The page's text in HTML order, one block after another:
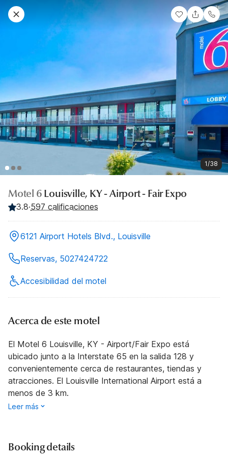
1/38
Motel 6 Louisville, KY - Airport - Fair Expo
3.8·597 calificaciones
6121 Airport Hotels Blvd., Louisville
Reservas, 5027424722
Accesibilidad del motel
Acerca de este motel
El Motel 6 Louisville, KY - Airport/Fair Expo está
ubicado junto a la Interstate 65 en la salida 128 y
convenientemente cerca de restaurantes, tiendas y
atracciones. El Louisville International Airport está a
menos de 3 km.
Leer más
Booking details